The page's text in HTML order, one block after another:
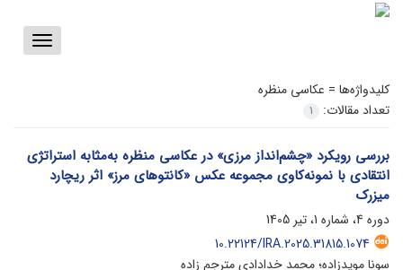
Toggle
کلیدواژه‌ها = عکاسی منظره
تعداد مقالات:
1
بررسی رویکرد «چشم‌انداز مرزی» در عکاسی منظره به‌مثابه استراتژی
انتقادی با نمونه‌کاوی مجموعه عکس «کانتوهای مرز» اثر ریچارد
میزرک
دوره 4، شماره 1، تیر 1405
10.22124/IRA.2025.31815.1074
سونا مویدزاده؛ محمد خدادادی مترجم زاده